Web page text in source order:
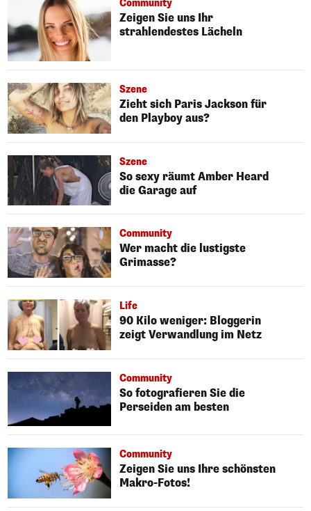
Community
Zeigen Sie uns Ihr
strahlendestes Lächeln
Szene
Zieht sich Paris Jackson für
den Playboy aus?
Szene
So sexy räumt Amber Heard
die Garage auf
Community
Wer macht die lustigste
Grimasse?
Life
90 Kilo weniger: Bloggerin
zeigt Verwandlung im Netz
Community
So fotografieren Sie die
Perseiden am besten
Community
Zeigen Sie uns Ihre schönsten
Makro-Fotos!